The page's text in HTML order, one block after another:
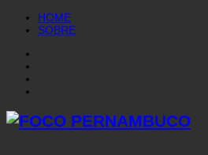
HOME
SOBRE